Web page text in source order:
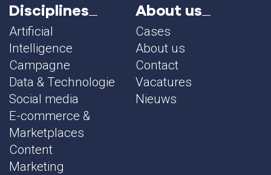
Disciplines
Artificial
Intelligence
Campagne
Data & Technologie
Social media
E-commerce &
Marketplaces
Content
Marketing
About us
Cases
About us
Contact
Vacatures
Nieuws